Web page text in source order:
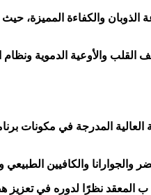
الذوبان والكفاءة المميزة،
القلب والأوعية الدموية
والجوارانا والكافيين
ب المعقد نظرًا لدوره في